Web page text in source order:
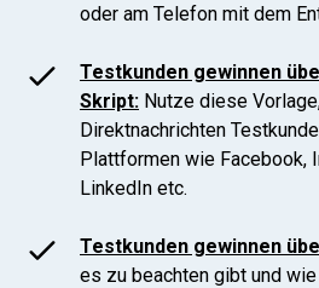
oder am Telefon mit dem
Testkunden gewinnen
Skript: Nutze diese
Direktnachrichten
Plattformen wie Facebook,
LinkedIn etc.
Testkunden gewinnen
es zu beachten gibt und